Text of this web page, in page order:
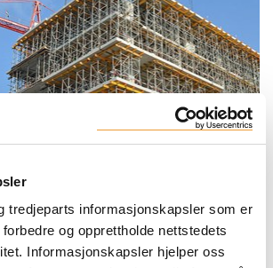
tredjeparts informasjonskapsler som er
og opprettholde nettstedets
Informasjonskapsler hjelper oss